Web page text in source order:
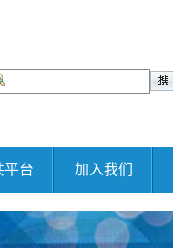
平台 加入我们